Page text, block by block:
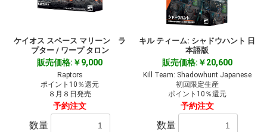
ケイオス スペース マリーン ラ
プター / ワープ タロン
販売価格:￥9,000
Raptors
ポイント10％還元
８月８日発売
予約注文
数量
キル ティーム: シャドウハント 日
本語版
販売価格:￥20,600
Kill Team: Shadowhunt Japanese
初回限定生産
ポイント10％還元
予約注文
数量